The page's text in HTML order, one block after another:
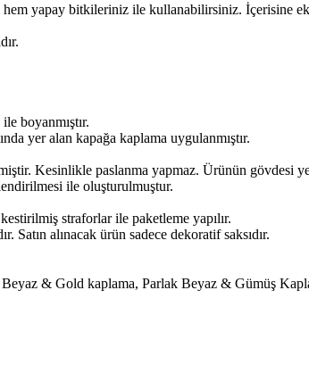
yapay bitkileriniz ile kullanabilirsiniz. İçerisine
boyanmıştır.
yer alan kapağa kaplama uygulanmıştır.
Kesinlikle paslanma yapmaz. Ürünün gövdesi
ile oluşturulmuştur.
straforlar ile paketleme yapılır.
Satın alınacak ürün sadece dekoratif saksıdır.
& Gold kaplama, Parlak Beyaz & Gümüş